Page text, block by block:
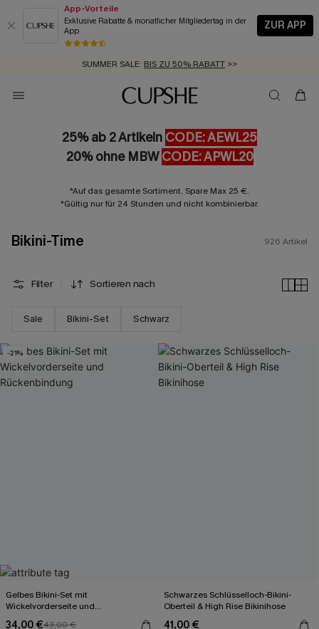
App-Vorteile
Exklusive Rabatte & monatlicher Mitgliedertag in der
App
ZUR APP
GRATIS MASSBAND MIT JEDEM SCHNELLVERSAND-ARTIKEL >>
SUMMER SALE:
ZUM NEWSLETTER:BIS ZU -20% EXTRA ERHALTEN
KOSTENLOSER VERSAND AB 89 €
25% ab 2 Artikeln CODE: AEWL25
20% ohne MBW CODE: APWL20
*Auf das gesamte Sortiment. Spare Max 25 €.
*Gültig nur für 24 Stunden und nicht kombinierbar.
Bikini-Time 926 Artikel
Filter Sortieren nach
Sale Bikini-Set Schwarz
-21%
Gelbes Bikini-Set mit
Wickelvorderseite und
34,00 €43,00 €
Schwarzes Schlüsselloch-Bikini-
Oberteil & High Rise Bikinihose
41,00 €